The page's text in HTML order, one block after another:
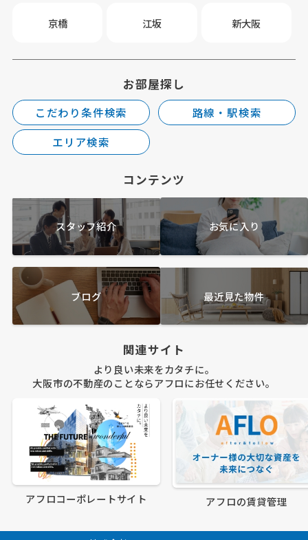
京橋 江坂 新大阪
お部屋探し
こだわり条件検索
路線・駅検索
エリア検索
コンテンツ
スタッフ紹介 お気に入り
ブログ 最近見た物件
関連サイト
より良い未来をカタチに。
大阪市の不動産のことならアフロにお任せください。
アフロコーポレートサイト アフロの賃貸管理